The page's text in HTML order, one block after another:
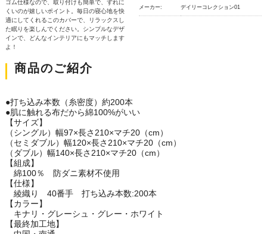
ゴム仕様なので、取り付けも簡単で、ずれに
くいのが嬉しいポイント。毎日の寝心地を快
適にしてくれるこのカバーで、リラックスし
た眠りを楽しんでください。シンプルなデザ
インで、どんなインテリアにもマッチします
よ！
メーカー: デイリーコレクション01
商品のご紹介
●打ち込み本数（糸密度）約200本
●肌に触れる布だから綿100%がいい
【サイズ】
（シングル）幅97×長さ210×マチ20（cm）
（セミダブル）幅120×長さ210×マチ20（cm）
（ダブル）幅140×長さ210×マチ20（cm）
【組成】
綿100％ 防ダニ素材不使用
【仕様】
綾織り 40番手 打ち込み本数:200本
【カラー】
キナリ・グレーシュ・グレー・ホワイト
【最終加工地】